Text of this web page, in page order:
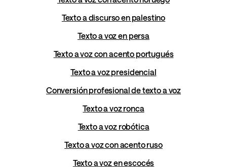
Texto a discurso en palestino
Texto a voz en persa
Texto a voz con acento portugués
Texto a voz presidencial
Conversión profesional de texto a voz
Texto a voz ronca
Texto a voz robótica
Texto a voz con acento ruso
Texto a voz en escocés